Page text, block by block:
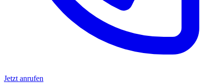
Jetzt anrufen